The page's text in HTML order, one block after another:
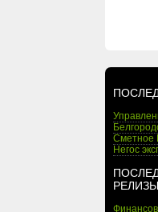
Сметное
Негос
РЕЛИЗЫ